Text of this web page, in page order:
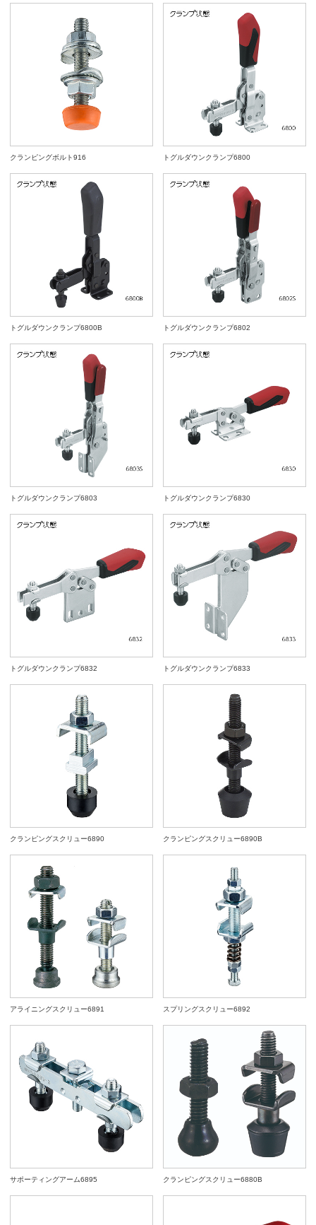
クランピングボルト916 トグルダウンクランプ6800
トグルダウンクランプ6800B トグルダウンクランプ6802
トグルダウンクランプ6803 トグルダウンクランプ6830
トグルダウンクランプ6832 トグルダウンクランプ6833
クランピングスクリュー6890 クランピングスクリュー6890B
アライニングスクリュー6891 スプリングスクリュー6892
サポーティングアーム6895 クランピングスクリュー6880B